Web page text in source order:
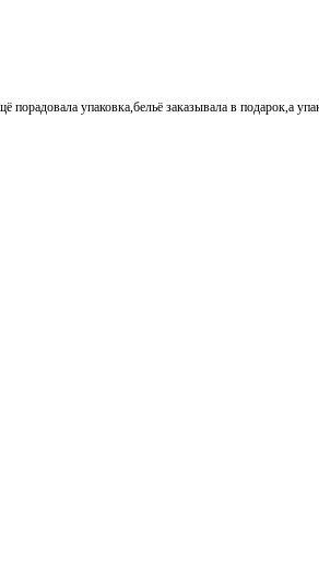
упаковка,бельё заказывала в подарок,а